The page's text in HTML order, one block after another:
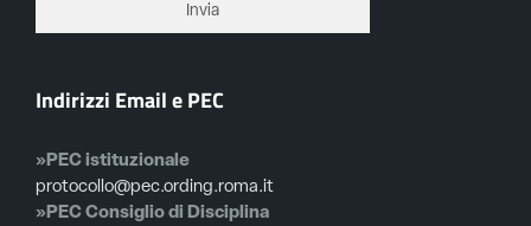
Indirizzi Email e PEC
»PEC istituzionale
protocollo@pec.ording.roma.it
»PEC Consiglio di Disciplina